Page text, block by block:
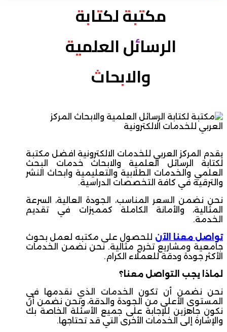
مكتبة لكتابة
الرسائل العلمية
والابحاث
يقدم المركز العربي للخدمات الالكترونية افضل مكتبة
لكتابة الرسائل العلمية والابحاث خدمات البحث
العلمي والخدمات الطلابية والتعليمية وابحاث النشر
والترقية في كافة التخصصات الدراسية.
نحن نضمن السعر المناسب، الجودة العالية، السرعة
المثالية، والأمانة الكاملة كمميزات في تقديم
الخدمة.
تواصل معنا الآن للحصول على مكتبه لعمل بحوث
جامعية ومشاريع تخرج مثالية. نحن نضمن الخدمات
الأكثر جودة ودقة للعملاء الكرام.
لماذا يجب التواصل معنا؟
نحن نضمن أن تكون الخدمات الذي نقدمها في
المستوى الأعلى من الجودة والدقة، ونحن نضمن أن
نكون جاهزين للإجابة على جميع الأسئلة الخاصة بك
والإشارة إلى الخدمات الأخرى التي قد تحتاجها.